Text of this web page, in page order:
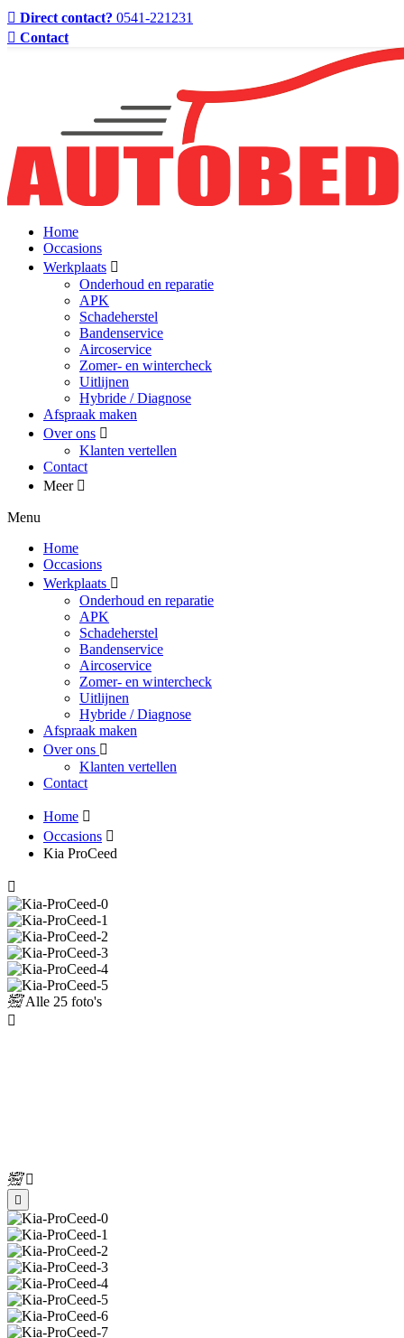
Direct contact? 0541-221231
Contact
Home
Occasions
Werkplaats
Onderhoud en reparatie
APK
Schadeherstel
Bandenservice
Aircoservice
Zomer- en wintercheck
Uitlijnen
Hybride / Diagnose
Afspraak maken
Over ons
Klanten vertellen
Contact
Meer
Menu
Home
Occasions
Werkplaats
Onderhoud en reparatie
APK
Schadeherstel
Bandenservice
Aircoservice
Zomer- en wintercheck
Uitlijnen
Hybride / Diagnose
Afspraak maken
Over ons
Klanten vertellen
Contact
Home
Occasions
Kia ProCeed
Alle 25 foto's